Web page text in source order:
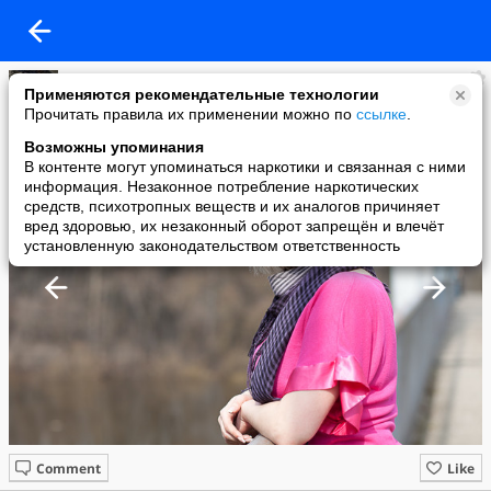
Применяются рекомендательные технологии
Прочитать правила их применении можно по ссылке
Возможны упоминания
В контенте могут упоминаться наркотики и связанная с ними
информация. Незаконное потребление наркотических
средств, психотропных веществ и их аналогов причиняет
вред здоровью, их незаконный оборот запрещён и влечёт
установленную законодательством ответственность
Татьяна Кравец
added a photo
15 Apr в 21:48
Like
Comment